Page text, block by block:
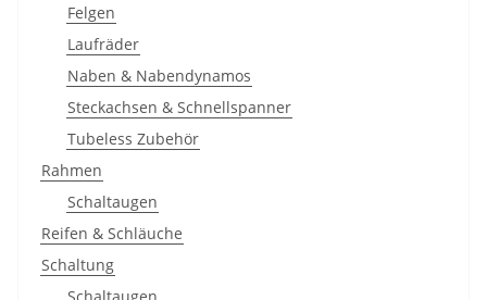
Felgen
Laufräder
Naben & Nabendynamos
Steckachsen & Schnellspanner
Tubeless Zubehör
Rahmen
Schaltaugen
Reifen & Schläuche
Schaltung